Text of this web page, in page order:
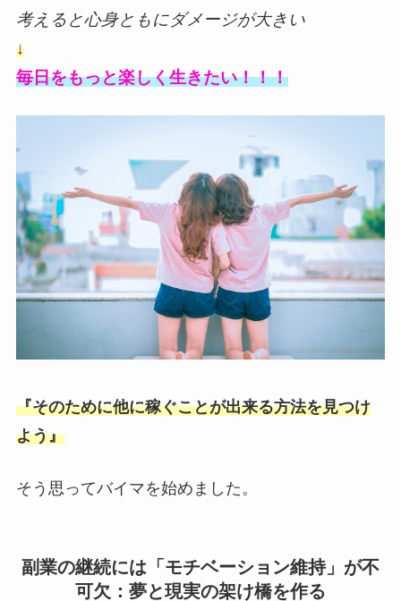
考えると心身ともにダメージが大きい
↓
毎日をもっと楽しく生きたい！！！
『そのために他に稼ぐことが出来る方法を見つけ
よう』
そう思ってバイマを始めました。
副業の継続には「モチベーション維持」が不
可欠：夢と現実の架け橋を作る